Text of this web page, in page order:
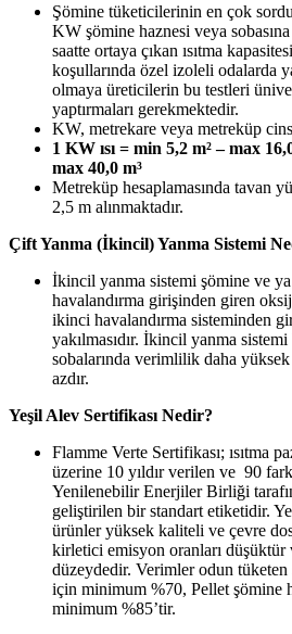
Şömine tüketicilerinin en çok
KW şömine haznesi veya
saatte ortaya çıkan ısıtma
koşullarında özel izoleli odalarda
olmaya üreticilerin bu testleri
yaptırmaları gerekmektedir.
KW, metrekare veya metreküp
1 KW ısı = min 5,2 m² – max
max 40,0 m³
Metreküp hesaplamasında tavan
2,5 m alınmaktadır.
Çift Yanma (İkincil) Yanma Sistemi
İkincil yanma sistemi şömine ve
havalandırma girişinden giren
ikinci havalandırma sisteminden
yakılmasıdır. İkincil yanma
sobalarında verimlilik daha
azdır.
Yeşil Alev Sertifikası Nedir?
Flamme Verte Sertifikası; ısıtma
üzerine 10 yıldır verilen ve 90
Yenilenebilir Enerjiler Birliği
geliştirilen bir standart etiketidir.
ürünler yüksek kaliteli ve çevre
kirletici emisyon oranları
düzeydedir. Verimler odun tüketen
için minimum %70, Pellet şömine
minimum %85’tir.